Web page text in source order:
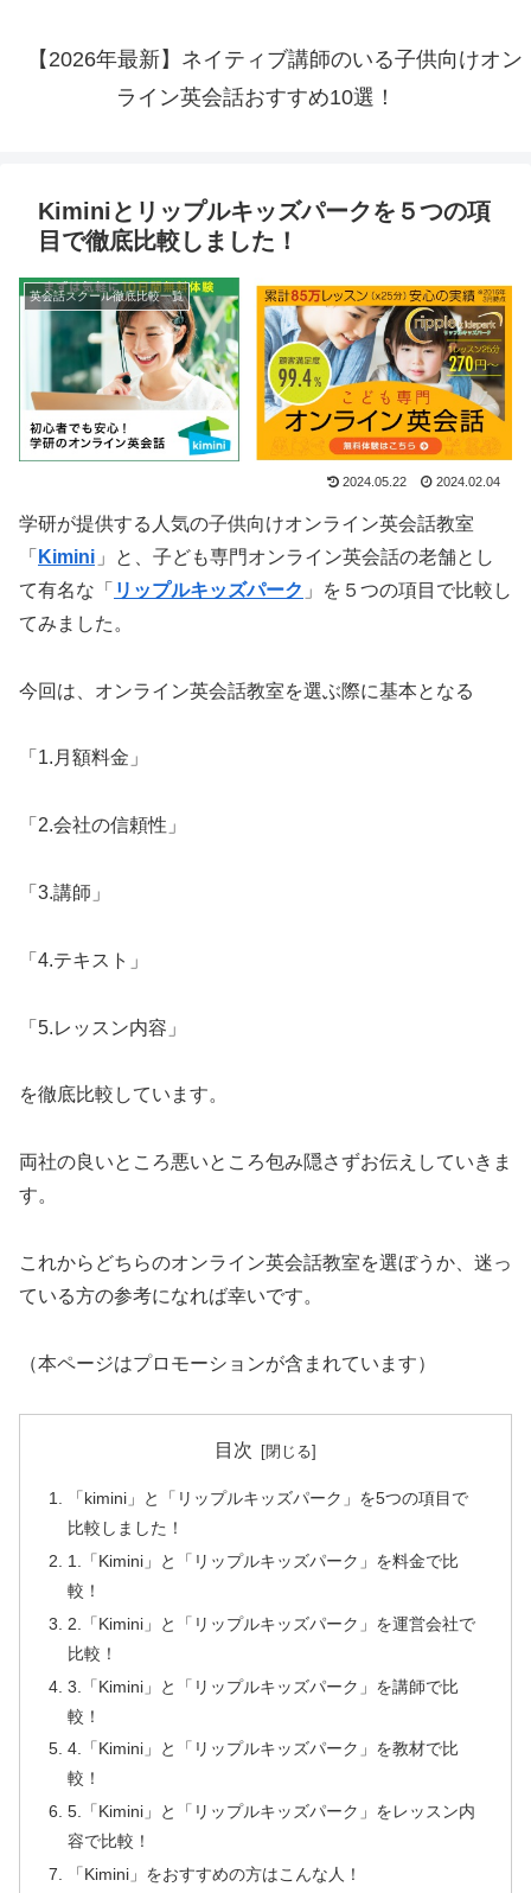
【2026年最新】ネイティブ講師のいる子供向けオン
ライン英会話おすすめ10選！
Kiminiとリップルキッズパークを５つの項
目で徹底比較しました！
英会話スクール徹底比較一覧
2024.05.22 2024.02.04
学研が提供する人気の子供向けオンライン英会話教室
「 Kimini 」と、子ども専門オンライン英会話の老舗とし
て有名な「 リップルキッズパーク 」を５つの項目で比較し
てみました。
今回は、オンライン英会話教室を選ぶ際に基本となる
「1.月額料金」
「2.会社の信頼性」
「3.講師」
「4.テキスト」
「5.レッスン内容」
を徹底比較しています。
両社の良いところ悪いところ包み隠さずお伝えしていきま
す。
これからどちらのオンライン英会話教室を選ぼうか、迷っ
ている方の参考になれば幸いです。
（本ページはプロモーションが含まれています）
目次
「kimini」と「リップルキッズパーク」を5つの項目で
比較しました！
1.「Kimini」と「リップルキッズパーク」を料金で比
較！
2.「Kimini」と「リップルキッズパーク」を運営会社で
比較！
3.「Kimini」と「リップルキッズパーク」を講師で比
較！
4.「Kimini」と「リップルキッズパーク」を教材で比
較！
5.「Kimini」と「リップルキッズパーク」をレッスン内
容で比較！
「Kimini」をおすすめの方はこんな人！